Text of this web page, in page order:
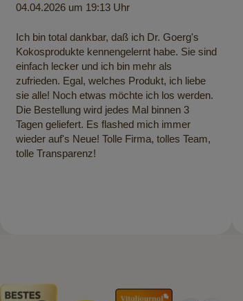
04.04.2026 um 19:13 Uhr
Ich bin total dankbar, daß ich Dr. Goerg's
Kokosprodukte kennengelernt habe. Sie sind
einfach lecker und ich bin mehr als
zufrieden. Egal, welches Produkt, ich liebe
sie alle! Noch etwas möchte ich los werden.
Die Bestellung wird jedes Mal binnen 3
Tagen geliefert. Es flashed mich immer
wieder auf's Neue! Tolle Firma, tolles Team,
tolle Transparenz!